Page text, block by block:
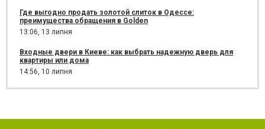
Где выгодно продать золотой слиток в Одессе:
преимущества обращения в Golden
13:06, 13 липня
Входные двери в Киеве: как выбрать надежную дверь для
квартиры или дома
14:56, 10 липня